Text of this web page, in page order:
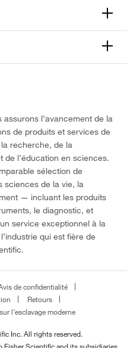
l’avancement de la
de produits et services de
recherche, de la
de l’éducation en sciences.
sélection de
sciences de la vie, la
— incluant les produits
le diagnostic, et
service exceptionnel à la
qui est fière de
de confidentialité
Retours
l’esclavage moderne
Inc. All rights reserved.